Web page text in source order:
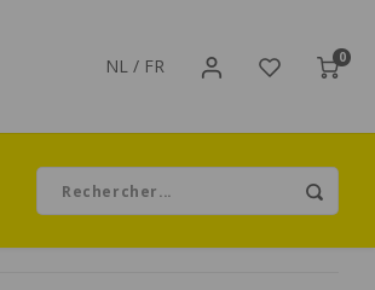
NL / FR 0